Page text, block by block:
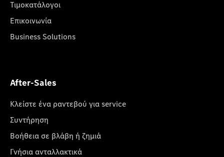
Τιμοκατάλογοι
Επικοινωνία
Business Solutions
After-Sales
Κλείστε ένα ραντεβού για service
Συντήρηση
Βοήθεια σε βλάβη ή ζημιά
Γνήσια ανταλλακτικά